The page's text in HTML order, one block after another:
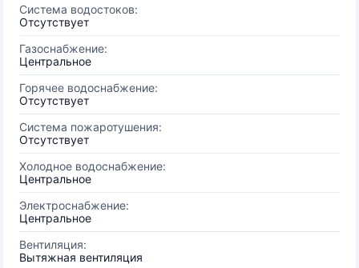
Система водостоков:
Отсутствует
Газоснабжение:
Центральное
Горячее водоснабжение:
Отсутствует
Система пожаротушения:
Отсутствует
Холодное водоснабжение:
Центральное
Электроснабжение:
Центральное
Вентиляция:
Вытяжная вентиляция